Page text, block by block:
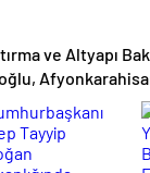
ve Altyapı
Bir Araya